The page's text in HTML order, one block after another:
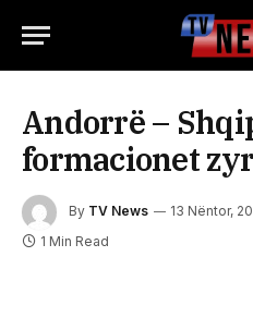
Andorrë –
formacionet
By TV News 13 Nëntor,
1 Min Read